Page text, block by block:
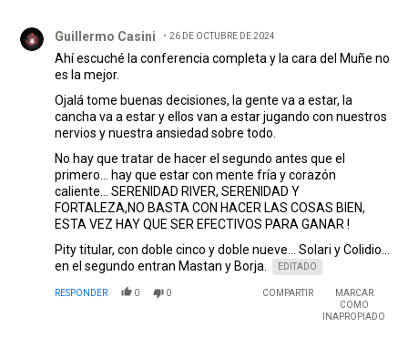
Guillermo Casini 26 DE OCTUBRE DE 2024
Ahí escuché la conferencia completa y la cara del Muñe no
es la mejor.
Ojalá tome buenas decisiones, la gente va a estar, la
cancha va a estar y ellos van a estar jugando con nuestros
nervios y nuestra ansiedad sobre todo.
No hay que tratar de hacer el segundo antes que el
primero... hay que estar con mente fría y corazón
caliente... SERENIDAD RIVER, SERENIDAD Y
FORTALEZA,NO BASTA CON HACER LAS COSAS BIEN,
ESTA VEZ HAY QUE SER EFECTIVOS PARA GANAR !
Pity titular, con doble cinco y doble nueve... Solari y Colidio...
en el segundo entran Mastan y Borja.
EDITADO
RESPONDER 0 0 COMPARTIR
MARCAR
COMO
INAPROPIADO